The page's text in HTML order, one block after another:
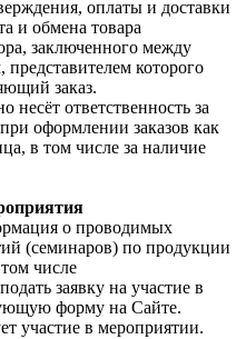
оплаты и доставки
и обмена товара
заключенного между
которого
заказ.
несёт ответственность за
оформлении заказов как
в том числе за наличие
о проводимых
(семинаров) по продукции
числе
заявку на участие в
форму на Сайте.
участие в мероприятии.